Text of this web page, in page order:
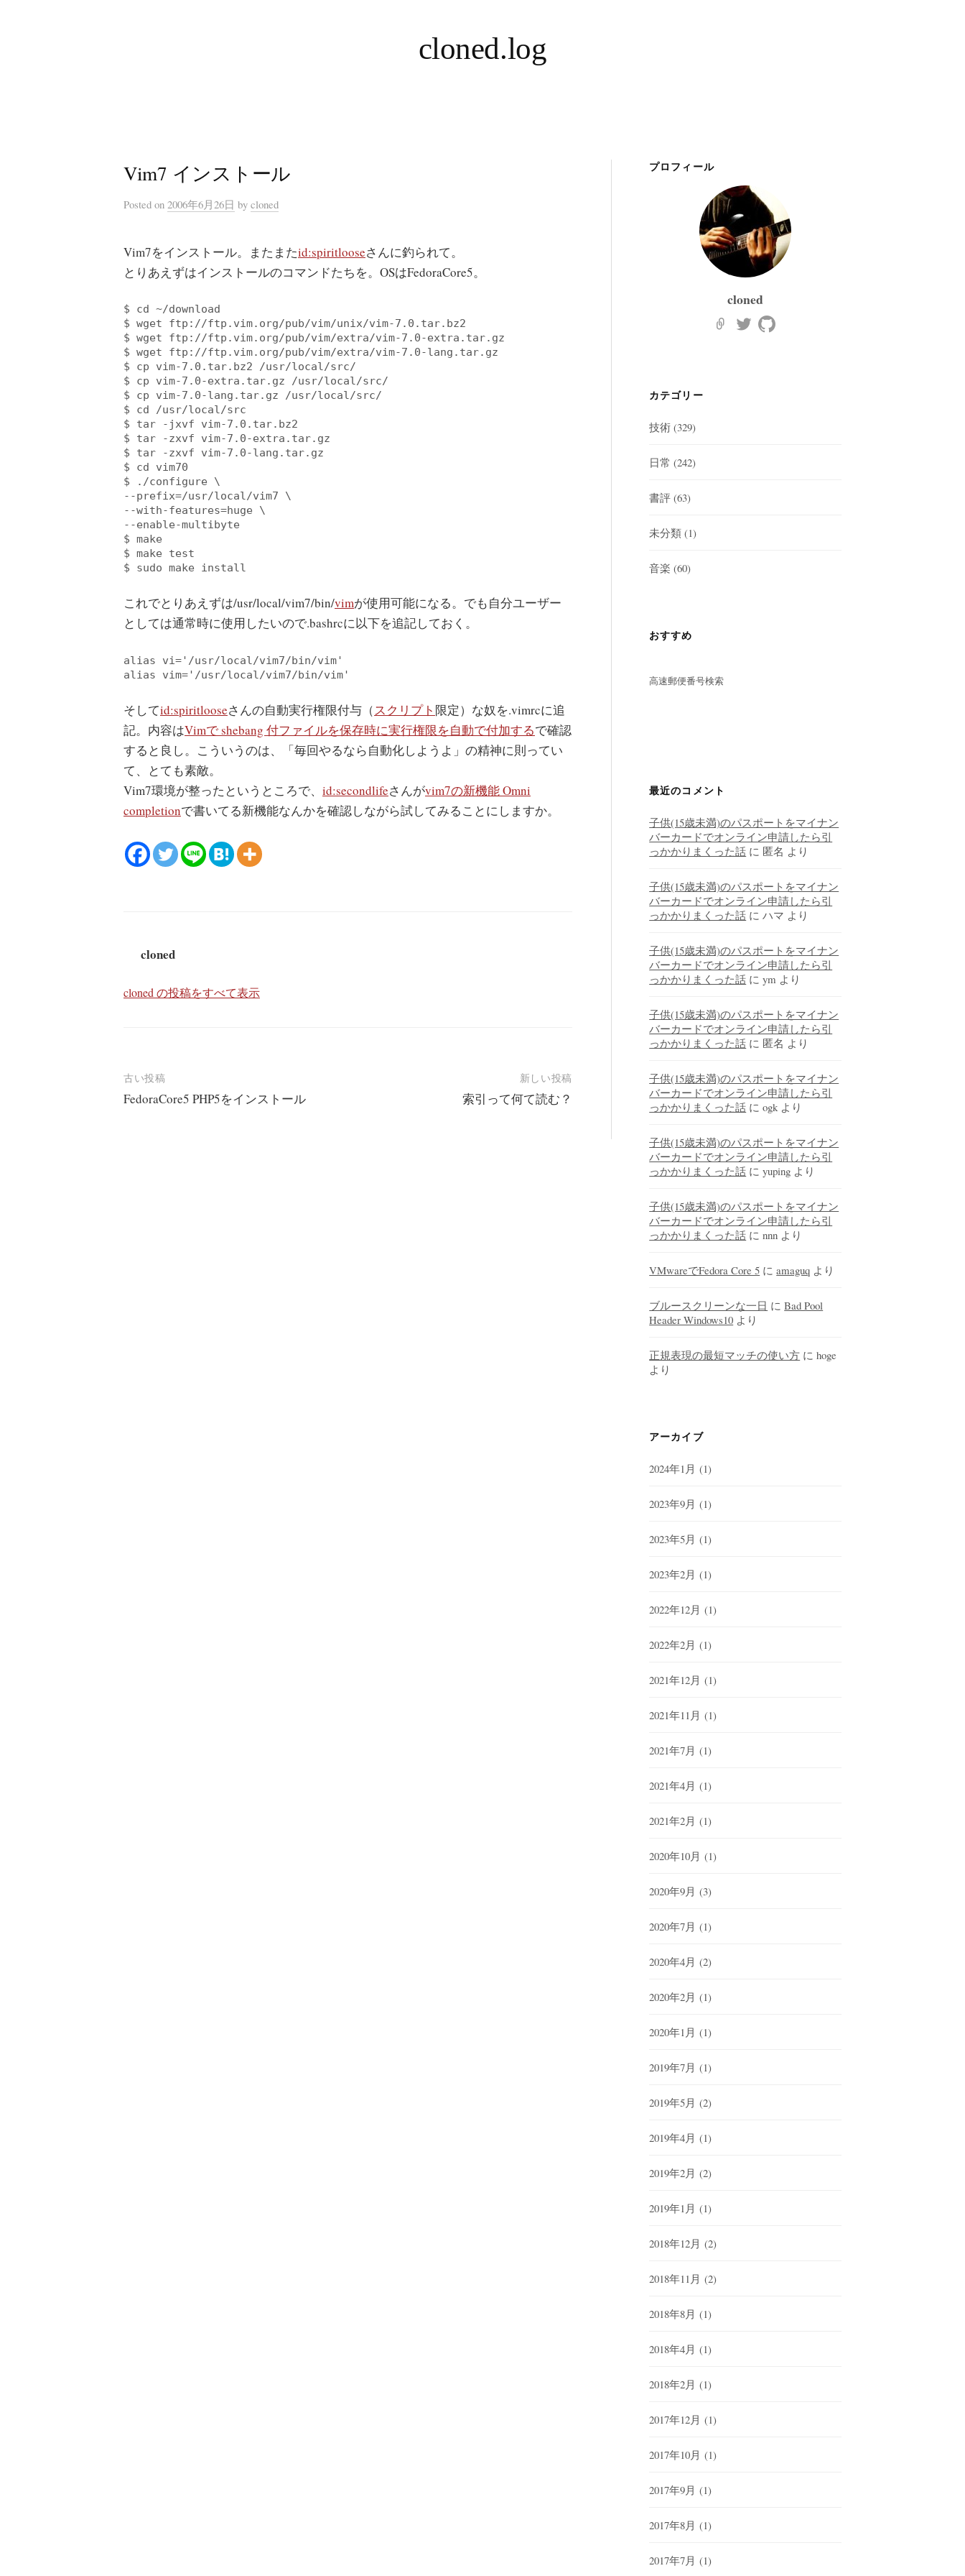
ッ
cloned.log
Vim7 インストール
Posted on 2006年6月26日 by cloned
Vim7をインストール。またまたid:spiritlooseさんに釣られて。
とりあえずはインストールのコマンドたちを。OSはFedoraCore5。
$ cd ~/download
$ wget ftp://ftp.vim.org/pub/vim/unix/vim-7.0.tar.bz2
$ wget ftp://ftp.vim.org/pub/vim/extra/vim-7.0-extra.tar.gz
$ wget ftp://ftp.vim.org/pub/vim/extra/vim-7.0-lang.tar.gz
$ cp vim-7.0.tar.bz2 /usr/local/src/
$ cp vim-7.0-extra.tar.gz /usr/local/src/
$ cp vim-7.0-lang.tar.gz /usr/local/src/
$ cd /usr/local/src
$ tar -jxvf vim-7.0.tar.bz2
$ tar -zxvf vim-7.0-extra.tar.gz
$ tar -zxvf vim-7.0-lang.tar.gz
$ cd vim70
$ ./configure \
--prefix=/usr/local/vim7 \
--with-features=huge \
--enable-multibyte
$ make
$ make test
$ sudo make install
これでとりあえずは/usr/local/vim7/bin/vimが使用可能になる。でも自分ユーザー
としては通常時に使用したいので.bashrcに以下を追記しておく。
alias vi='/usr/local/vim7/bin/vim'
alias vim='/usr/local/vim7/bin/vim'
そしてid:spiritlooseさんの自動実行権限付与（スクリプト 限定）な奴を.vimrcに追
記。内容はVimで shebang 付ファイルを保存時に実行権限を自動で付加するで確認
すると良し。こういうのは、「毎回やるなら自動化しようよ」の精神に則ってい
て、とても素敵。
Vim7環境が整ったというところで、 id:secondlifeさんがvim7の新機能 Omni
completionで書いてる新機能なんかを確認しながら試してみることにしますか。
cloned
cloned の投稿をすべて表示
投
稿
古い投稿
FedoraCore5 PHP5をインストール
新しい投稿
索引って何て読む？
プロフィール
cloned
カテゴリー
技術 (329)
日常 (242)
書評 (63)
未分類 (1)
音楽 (60)
おすすめ
高速郵便番号検索
最近のコメント
子供(15歳未満)のパスポートをマイナン
バーカードでオンライン申請したら引
っかかりまくった話 に 匿名 より
子供(15歳未満)のパスポートをマイナン
バーカードでオンライン申請したら引
っかかりまくった話 にハマ より
子供(15歳未満)のパスポートをマイナン
バーカードでオンライン申請したら引
っかかりまくった話 にym より
子供(15歳未満)のパスポートをマイナン
バーカードでオンライン申請したら引
っかかりまくった話 に 匿名 より
子供(15歳未満)のパスポートをマイナン
バーカードでオンライン申請したら引
っかかりまくった話 にogk より
子供(15歳未満)のパスポートをマイナン
バーカードでオンライン申請したら引
っかかりまくった話 にyuping より
子供(15歳未満)のパスポートをマイナン
バーカードでオンライン申請したら引
っかかりまくった話 にnnn より
VMwareでFedora Core 5 にamaguq より
ブルースクリーンな一日 にBad Pool
Header Windows10 より
正規表現の最短マッチの使い方 にhoge
より
アーカイブ
2024年1月 (1)
2023年9月 (1)
2023年5月 (1)
2023年2月 (1)
2022年12月 (1)
2022年2月 (1)
2021年12月 (1)
2021年11月 (1)
2021年7月 (1)
2021年4月 (1)
2021年2月 (1)
2020年10月 (1)
2020年9月 (3)
2020年7月 (1)
2020年4月 (2)
2020年2月 (1)
2020年1月 (1)
2019年7月 (1)
2019年5月 (2)
2019年4月 (1)
2019年2月 (2)
2019年1月 (1)
2018年12月 (2)
2018年11月 (2)
2018年8月 (1)
2018年4月 (1)
2018年2月 (1)
2017年12月 (1)
2017年10月 (1)
2017年9月 (1)
2017年8月 (1)
2017年7月 (1)